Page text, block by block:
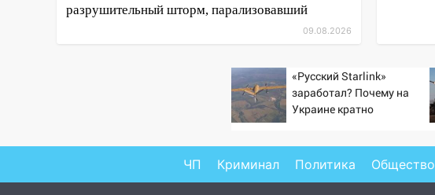
08:20 В Ульяновске
инфраструктуру после шторма.
Цильнинском районе пропал
На Ульяновск снова
надвигается непогода
разрушительный шторм, парализовавший
09.08.2026
«Русский Starlink»
заработал? Почему на
Украине кратно
ВСУ
ЧП Криминал Политика Общество